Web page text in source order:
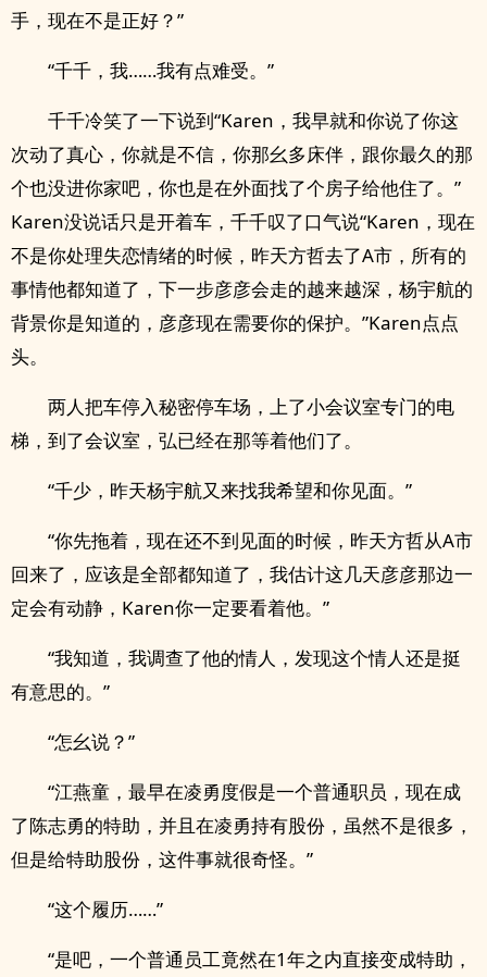
手，现在不是正好？”
“千千，我……我有点难受。”
千千冷笑了一下说到“Karen，我早就和你说了你这
次动了真心，你就是不信，你那幺多床伴，跟你最久的那
个也没进你家吧，你也是在外面找了个房子给他住了。”
Karen没说话只是开着车，千千叹了口气说“Karen，现在
不是你处理失恋情绪的时候，昨天方哲去了A市，所有的
事情他都知道了，下一步彦彦会走的越来越深，杨宇航的
背景你是知道的，彦彦现在需要你的保护。”Karen点点
头。
两人把车停入秘密停车场，上了小会议室专门的电
梯，到了会议室，弘已经在那等着他们了。
“千少，昨天杨宇航又来找我希望和你见面。”
“你先拖着，现在还不到见面的时候，昨天方哲从A市
回来了，应该是全部都知道了，我估计这几天彦彦那边一
定会有动静，Karen你一定要看着他。”
“我知道，我调查了他的情人，发现这个情人还是挺
有意思的。”
“怎幺说？”
“江燕童，最早在凌勇度假是一个普通职员，现在成
了陈志勇的特助，并且在凌勇持有股份，虽然不是很多，
但是给特助股份，这件事就很奇怪。”
“这个履历……”
“是吧，一个普通员工竟然在1年之内直接变成特助，